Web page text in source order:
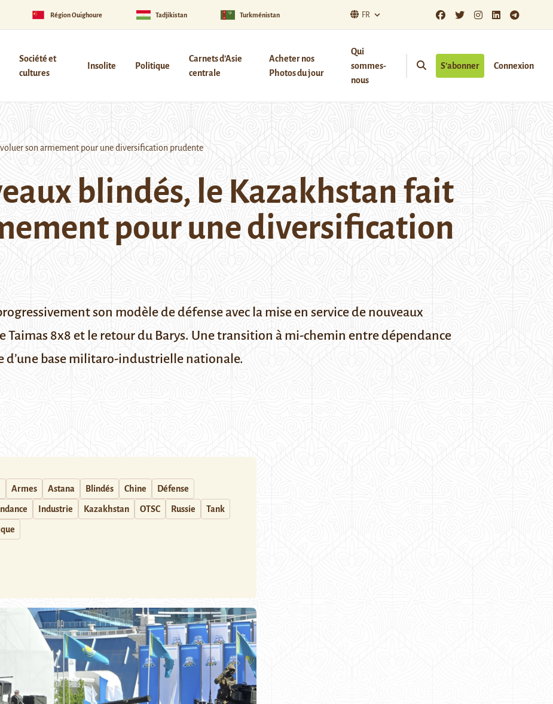
Région Ouïghoure Tadjikistan Turkménistan FR
Société et
cultures
Insolite Politique
Carnets d’Asie
centrale
Acheter nos
Photos du jour
Qui
sommes-
nous
S’abonner Connexion
son armement pour une diversification prudente
blindés, le Kazakhstan fait
pour une diversification
son modèle de défense avec la mise en service de nouveaux
Taimas 8x8 et le retour du Barys. Une transition à mi-chemin entre dépendance
d’une base militaro-industrielle nationale.
Armes Astana Blindés Chine Défense
Industrie Kazakhstan OTSC Russie Tank